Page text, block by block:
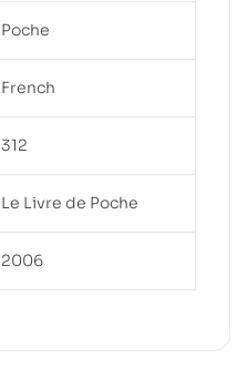
Poche
French
312
Le Livre de Poche
2006